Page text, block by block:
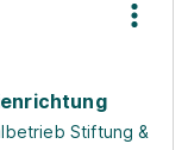
Stiftung &